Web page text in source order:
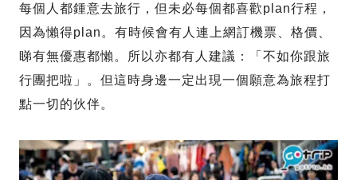
每個人都鍾意去旅行，但未必每個都喜歡plan行程，
因為懶得plan。有時候會有人連上網訂機票、格價、
睇有無優惠都懶。所以亦都有人建議：「不如你跟旅
行團把啦」。但這時身邊一定出現一個願意為旅程打
點一切的伙伴。